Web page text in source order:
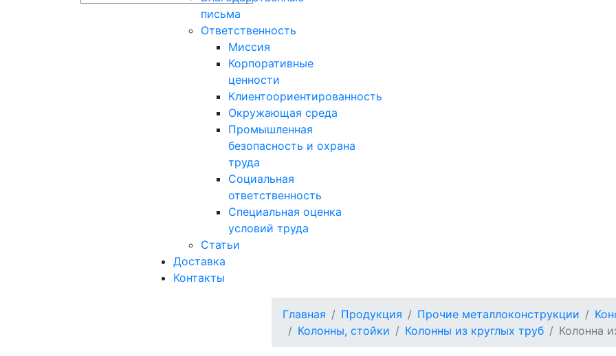
письма
Ответственность
Миссия
Корпоративные
ценности
Клиентоориентированность
Окружающая среда
Промышленная
безопасность и охрана
труда
Социальная
ответственность
Специальная оценка
условий труда
Статьи
Доставка
Контакты
Главная Продукция Прочие металлоконструкции
Колонны, стойки
Колонны из круглых труб Колонна